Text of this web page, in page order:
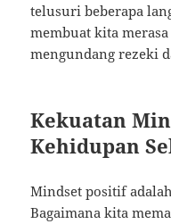
telusuri beberapa
membuat kita
mengundang rezeki
Kekuatan
Kehidupan
Mindset positif
Bagaimana kita